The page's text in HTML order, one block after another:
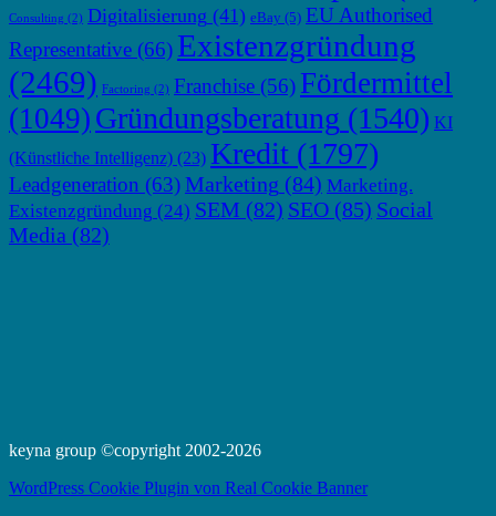
Consulting (2) Digitalisierung (41) eBay (5) EU Authorised
Representative (66) Existenzgründung
(2469) Factoring (2) Franchise (56) Fördermittel
(1049) Gründungsberatung (1540) KI
(Künstliche Intelligenz) (23) Kredit (1797)
Leadgeneration (63)Marketing (84) Marketing.
Existenzgründung (24) SEM (82) SEO (85) Social
Media (82)
keyna group ©copyright 2002-2026
WordPress Cookie Plugin von Real Cookie Banner